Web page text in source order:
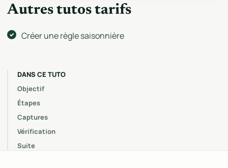
DANS CE TUTO
Objectif
Étapes
Captures
Vérification
Suite
Autres tutos tarifs
Créer une règle saisonnière